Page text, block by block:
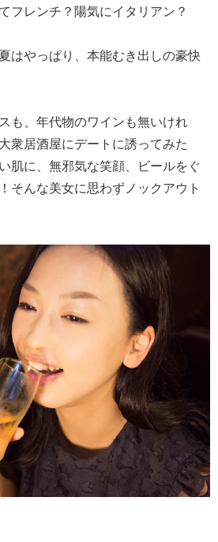
フレンチ？陽気にイタリアン？
はやっぱり、本能むき出しの豪快
も、年代物のワインも無いけれ
衆居酒屋にデートに誘ってみた
肌に、無邪気な笑顔、ビールをぐ
そんな美女に思わずノックアウト